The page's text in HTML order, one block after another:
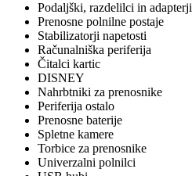
Podaljški, razdelilci in adapterji
Prenosne polnilne postaje
Stabilizatorji napetosti
Računalniška periferija
Čitalci kartic
DISNEY
Nahrbtniki za prenosnike
Periferija ostalo
Prenosne baterije
Spletne kamere
Torbice za prenosnike
Univerzalni polnilci